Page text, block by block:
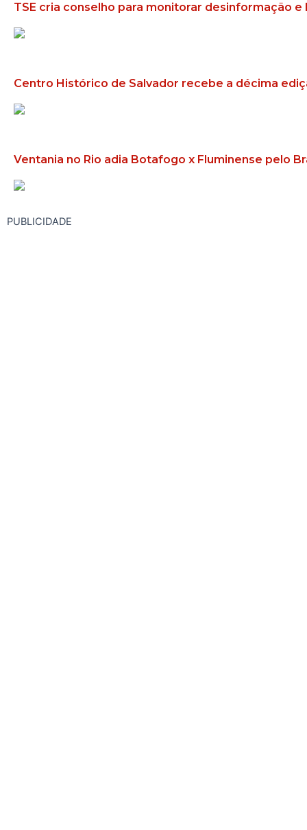
TSE cria conselho para monitorar desinformação e
Centro Histórico de Salvador recebe a décima
Ventania no Rio adia Botafogo x Fluminense pelo
PUBLICIDADE